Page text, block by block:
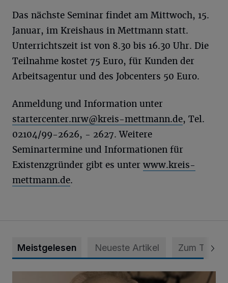
Das nächste Seminar findet am Mittwoch, 15.
Januar, im Kreishaus in Mettmann statt.
Unterrichtszeit ist von 8.30 bis 16.30 Uhr. Die
Teilnahme kostet 75 Euro, für Kunden der
Arbeitsagentur und des Jobcenters 50 Euro.
Anmeldung und Information unter
startercenter.nrw@kreis-mettmann.de, Tel.
02104/99-2626, - 2627. Weitere
Seminartermine und Informationen für
Existenzgründer gibt es unter www.kreis-
mettmann.de.
Meistgelesen Neueste Artikel Zum Thema
SPD trauert um Klaus Hänsch